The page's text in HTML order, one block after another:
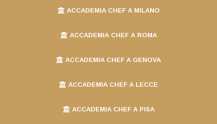
ACCADEMIA CHEF A MILANO
ACCADEMIA CHEF A ROMA
ACCADEMIA CHEF A GENOVA
ACCADEMIA CHEF A LECCE
ACCADEMIA CHEF A PISA